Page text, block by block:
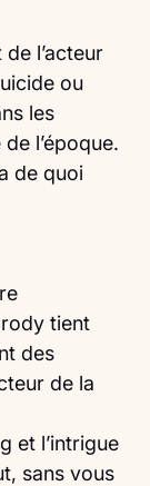
l’acteur
ou
les
l’époque.
de quoi
tient
des
de la
et l’intrigue
sans vous